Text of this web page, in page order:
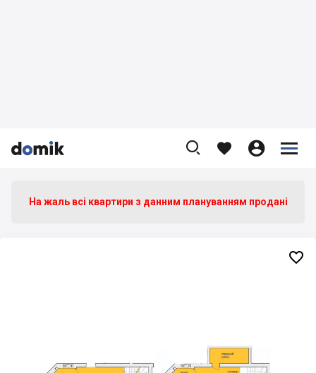


    


На жаль всі квартири з данним плануванням продані
